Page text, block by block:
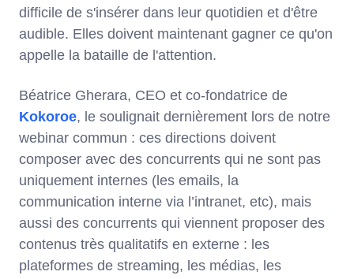
difficile de s'insérer dans leur quotidien et d'être
audible. Elles doivent maintenant gagner ce qu'on
appelle la bataille de l'attention.
Béatrice Gherara, CEO et co-fondatrice de
Kokoroe, le soulignait dernièrement lors de notre
webinar commun : ces directions doivent
composer avec des concurrents qui ne sont pas
uniquement internes (les emails, la
communication interne via l’intranet, etc), mais
aussi des concurrents qui viennent proposer des
contenus très qualitatifs en externe : les
plateformes de streaming, les médias, les